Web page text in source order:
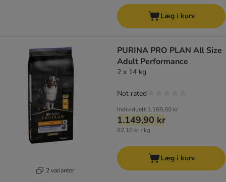
Læg i kurv
2 varianter
PURINA PRO PLAN All Size
Adult Performance
2 x 14 kg
Individuelt 1.169,80 kr
1.149,90 kr
82,10 kr / kg
Not rated
Læg i kurv